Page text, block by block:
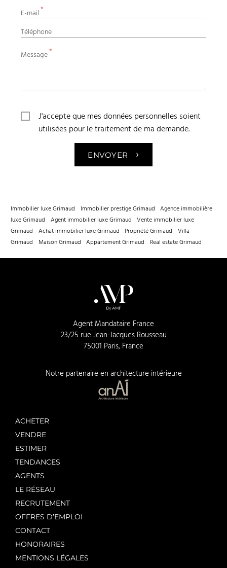
E-mail *
Téléphone
Message*
J'accepte que mes données personnelles soient
utilisées pour le traitement de ma demande.
ENVOYER ›
Immobilier luxe Grimaud Immobilier prestige Grimaud
Agence immobilière
luxe Grimaud
Agent immobilier luxe Grimaud
Vente immobilier luxe
Grimaud
Achat immobilier luxe Grimaud Propriété Grimaud
Villa
Grimaud
Maison Grimaud Appartement Grimaud Real estate Grimaud
Agent Mandataire France
23/25 rue Jean-Jacques Rousseau
75001 Paris, France
Notre partenaire en architecture intérieure
ACHETER
VENDRE
ESTIMER
TENDANCES
AGENTS
LE RÉSEAU
RECRUTEMENT
OFFRES D’EMPLOI
CONTACT
HONORAIRES
MENTIONS LÉGALES